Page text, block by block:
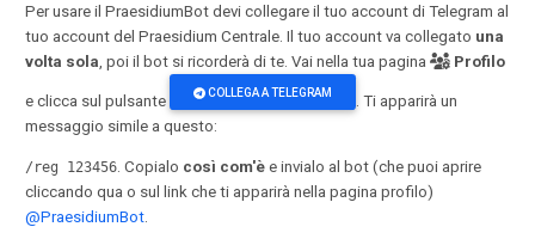
Per usare il PraesidiumBot devi collegare il tuo account di Telegram al
tuo account del Praesidium Centrale. Il tuo account va collegato una
volta sola , poi il bot si ricorderà di te. Vai nella tua pagina Profilo
e clicca sul pulsante COLLEGA A TELEGRAM
. Ti apparirà un
messaggio simile a questo:
/reg 123456. Copialo così com'è e invialo al bot (che puoi aprire
cliccando qua o sul link che ti apparirà nella pagina profilo)
@PraesidiumBot.